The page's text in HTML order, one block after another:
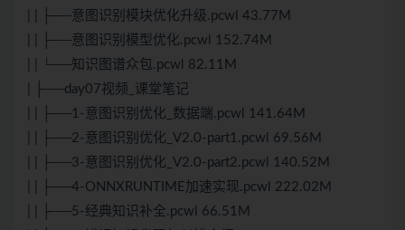
| | ├──意图识别模块优化升级.pcwl 43.77M
| | ├──意图识别模型优化.pcwl 152.74M
| | └──知识图谱众包.pcwl 82.11M
| ├──day07视频_课堂笔记
| | ├──1-意图识别优化_数据端.pcwl 141.64M
| | ├──2-意图识别优化_V2.0-part1.pcwl 69.56M
| | ├──3-意图识别优化_V2.0-part2.pcwl 140.52M
| | ├──4-ONNXRUNTIME加速实现.pcwl 222.02M
| | ├──5-经典知识补全.pcwl 66.51M